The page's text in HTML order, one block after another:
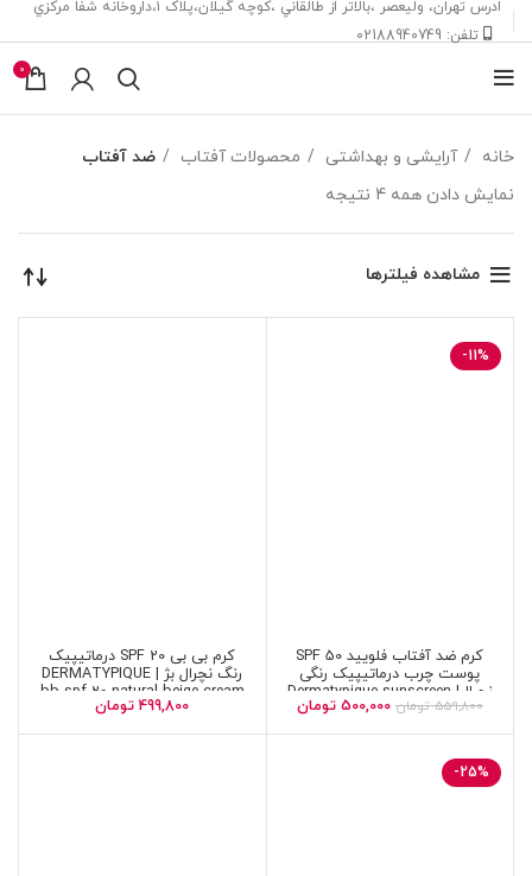
ادرس تهران، ‎وليعصر ،بالاتر از طالقاني ،كوچه گيلان،پلاک ۱،داروخانه شفا مركزي
تلفن: 02188940749
0
خانه آرایشی و بهداشتی محصولات آفتاب
ضد آفتاب
نمایش دادن همه 4 نتیجه
مشاهده فیلترها
-11%
کرم ضد آفتاب فلویید SPF 50
پوست چرب درماتیپیک رنگی
نچرال| Dermatypique sunscreen
tinted fluid SPF 50559,800 تومان 500,000 تومان
کرم بی بی SPF 20 درماتیپیک
رنگ نچرال بژ | DERMATYPIQUE
bb spf 20 natural beige cream
499,800 تومان
-25%